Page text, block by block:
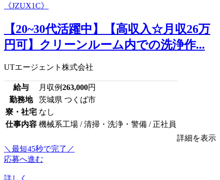
【20~30代活躍中】【高収入☆月収26万
円可】クリーンルーム内での洗浄作...
UTエージェント株式会社
給与 月収例263,000円
勤務地
茨城県 つくば市
寮・社宅 なし
仕事内容 機械系工場 / 清掃・洗浄・警備 / 正社員
詳細を表示
＼最短45秒で完了／
応募へ進む